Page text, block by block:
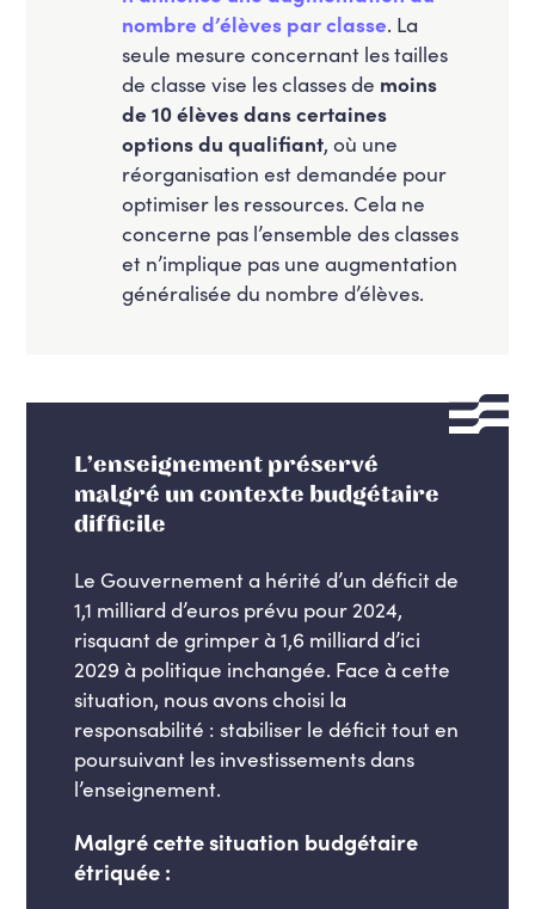
nombre d’élèves par classe. La
seule mesure concernant les tailles
de classe vise les classes de moins
de 10 élèves dans certaines
options du qualifiant, où une
réorganisation est demandée pour
optimiser les ressources. Cela ne
concerne pas l’ensemble des classes
et n’implique pas une augmentation
généralisée du nombre d’élèves.
L’enseignement préservé
malgré un contexte budgétaire
difficile
Le Gouvernement a hérité d’un déficit de
1,1 milliard d’euros prévu pour 2024,
risquant de grimper à 1,6 milliard d’ici
2029 à politique inchangée. Face à cette
situation, nous avons choisi la
responsabilité : stabiliser le déficit tout en
poursuivant les investissements dans
l’enseignement.
Malgré cette situation budgétaire
étriquée :